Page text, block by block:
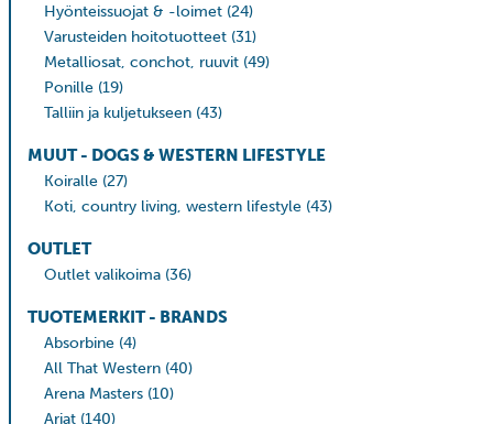
Hyönteissuojat & -loimet (24)
Varusteiden hoitotuotteet (31)
Metalliosat, conchot, ruuvit (49)
Ponille (19)
Talliin ja kuljetukseen (43)
MUUT - DOGS & WESTERN LIFESTYLE
Koiralle (27)
Koti, country living, western lifestyle (43)
OUTLET
Outlet valikoima (36)
TUOTEMERKIT - BRANDS
Absorbine (4)
All That Western (40)
Arena Masters (10)
Ariat (140)